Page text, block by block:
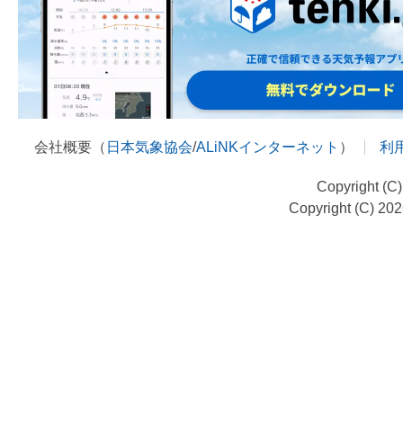
会社概要（ 日本気象協会/ALiNKインターネット ） 利
Copyright
Copyright (C)